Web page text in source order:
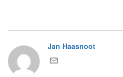
Jan Haasnoot